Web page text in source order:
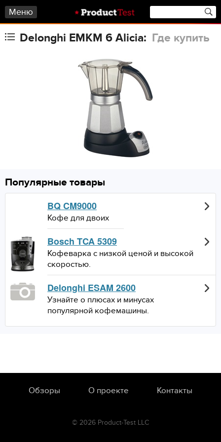
Меню
Delonghi EMKM 6 Alicia: Где купить
Популярные товары
BQ CM9000
Кофе для двоих
Bosch TCA 5309
Кофеварка с низкой ценой и высокой
скоростью.
Delonghi ESAM 2600
Узнайте о плюсах и минусах
популярной кофемашины.
Обзоры О проекте Контакты
© 2026 Product-Test LLC